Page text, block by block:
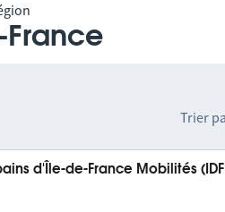
France
Trier
d'Île-de-France Mobilités